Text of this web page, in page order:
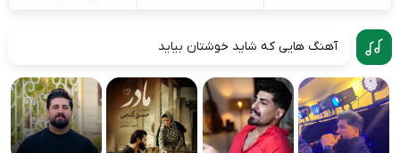
آهنگ هایی که شاید خوشتان بیاید